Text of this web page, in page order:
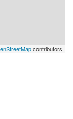
contributors